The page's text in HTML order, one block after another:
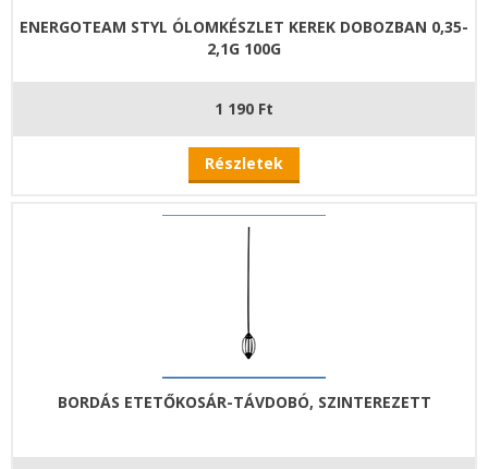
ENERGOTEAM STYL ÓLOMKÉSZLET KEREK DOBOZBAN 0,35-
2,1G 100G
1 190 Ft
Részletek
BORDÁS ETETŐKOSÁR-TÁVDOBÓ, SZINTEREZETT